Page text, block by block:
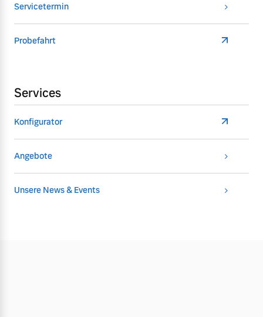
Servicetermin
Probefahrt
Services
Konfigurator
Angebote
Unsere News & Events